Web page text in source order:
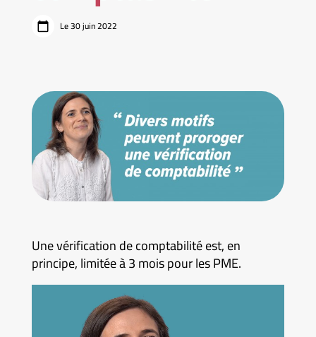
Le 30 juin 2022
Une vérification de comptabilité est, en
principe, limitée à 3 mois pour les PME.